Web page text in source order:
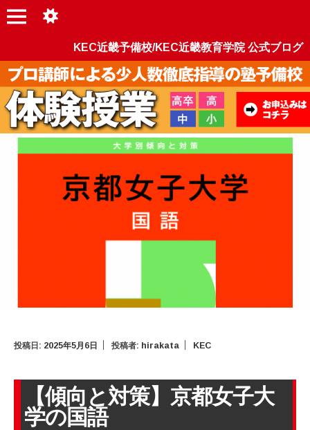
KEC近畿予備校/KEC近畿教育学院 公式ブログ
投稿日: 2025年5月6日 投稿者: hirakata KEC
【傾向と対策】京都女子大
学の国語